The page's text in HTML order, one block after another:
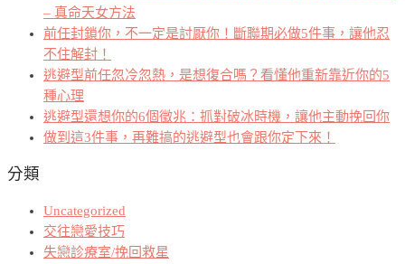
– 真命天女方法
前任封鎖你，不一定是討厭你！斷聯期必做5件事，讓他忍
不住解封！
逃避型前任忽冷忽熱，是想復合嗎？看懂他重新靠近你的5
種心理
逃避型還想你的6個徵兆：抓對破冰時機，讓他主動挽回你
做到這3件事，再難搞的逃避型也會跟你定下來！
分類
Uncategorized
交往戀愛技巧
失戀診療室/挽回救星